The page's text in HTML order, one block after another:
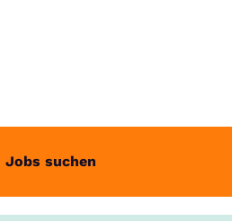
Jobs suchen